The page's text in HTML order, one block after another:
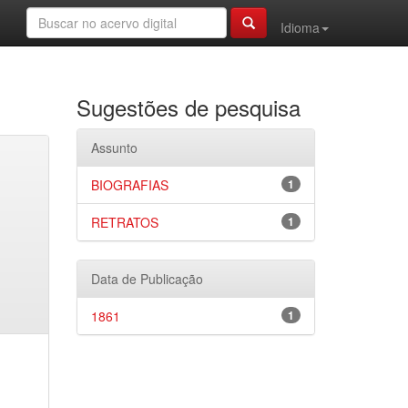
Idioma
Sugestões de pesquisa
Assunto
1
BIOGRAFIAS
1
RETRATOS
Data de Publicação
1
1861